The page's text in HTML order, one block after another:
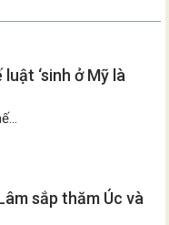
‘sinh ở Mỹ là
sắp thăm Úc và